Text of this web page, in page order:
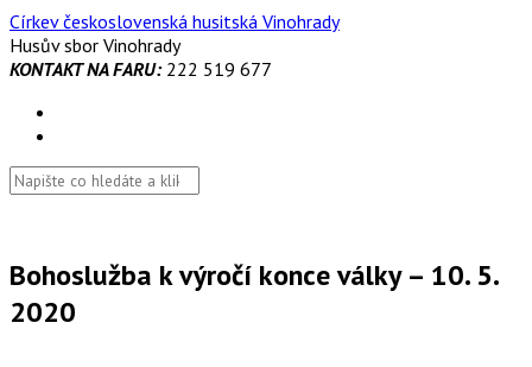
Skip
to
content
Církev československá husitská Vinohrady
Husův sbor Vinohrady
KONTAKT NA FARU:222 519 677
Bohoslužba k výročí konce války – 10. 5.
2020